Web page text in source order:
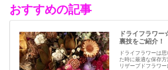
おすすめの記事
ドライフラワ
裏技をご紹介！
ドライフラワーは
た時に最適な保存
リザーブドフラワ